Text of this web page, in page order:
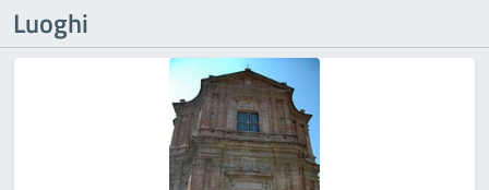
Luoghi